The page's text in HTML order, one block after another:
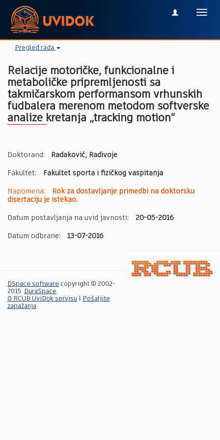
Pregled rada
Relacije motoričke, funkcionalne i
metaboličke pripremljenosti sa
takmičarskom performansom vrhunskih
fudbalera merenom metodom softverske
analize kretanja „tracking motion“
Doktorand: Radaković, Radivoje
Fakultet: Fakultet sporta i fizičkog vaspitanja
Napomena:
Rok za dostavljanje primedbi na doktorsku
disertaciju je istekao.
Datum postavljanja na uvid javnosti: 20-05-2016
Datum odbrane: 13-07-2016
DSpace software copyright © 2002-
2015
DuraSpace
O RCUB UviDok servisu
Pošaljite
zapažanja